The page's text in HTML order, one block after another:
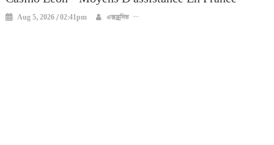
Aug 5, 2026 / 02:41pm এক্সক্লুসিভ